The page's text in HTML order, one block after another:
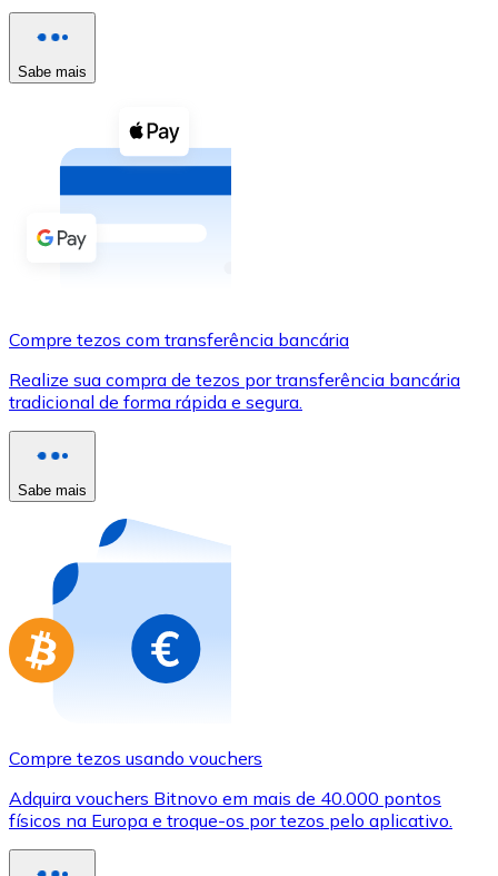
Ver tudo
Cupons cripto
Compre criptomoedas com dinheiro e outros
Comprar com dinheiro
Transferência SEPA
Use cartões Visa e Mastercard para comprar
Comprar com cartão
Compre cartões-presente das suas marcas favoritas
Ir para a loja de cartões-presente
Sabe mais
Compre tezos com transferência bancária
Realize sua compra de tezos por transferência bancária
tradicional de forma rápida e segura.
Sabe mais
Compre tezos usando vouchers
Adquira vouchers Bitnovo em mais de 40.000 pontos
físicos na Europa e troque-os por tezos pelo aplicativo.